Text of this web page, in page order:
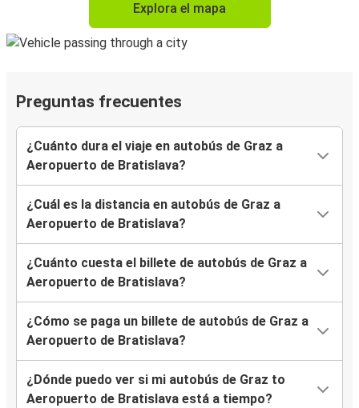
Explora el mapa
Preguntas frecuentes
¿Cuánto dura el viaje en autobús de Graz a
Aeropuerto de Bratislava?
¿Cuál es la distancia en autobús de Graz a
Aeropuerto de Bratislava?
¿Cuánto cuesta el billete de autobús de Graz a
Aeropuerto de Bratislava?
¿Cómo se paga un billete de autobús de Graz a
Aeropuerto de Bratislava?
¿Dónde puedo ver si mi autobús de Graz to
Aeropuerto de Bratislava está a tiempo?